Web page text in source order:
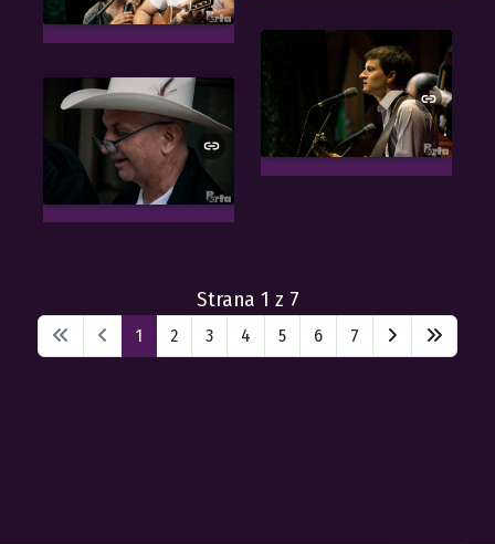
Strana 1 z 7
1 2 3 4 5 6 7